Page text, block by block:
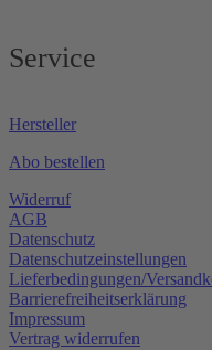
Service
Hersteller
Abo bestellen
Widerruf
AGB
Datenschutz
Datenschutzeinstellungen
Lieferbedingungen/
Barrierefreiheitserklärung
Impressum
Vertrag widerrufen